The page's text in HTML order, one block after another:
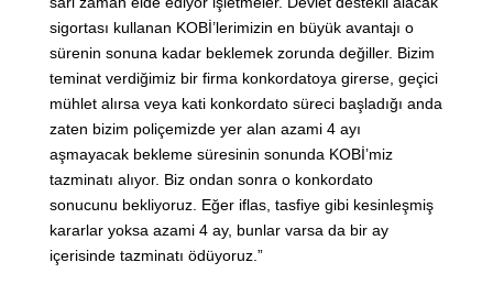
sigortası kullanan KOBİ’lerimizin en büyük avantajı o
sürenin sonuna kadar beklemek zorunda değiller. Bizim
teminat verdiğimiz bir firma konkordatoya girerse, geçici
mühlet alırsa veya kati konkordato süreci başladığı anda
zaten bizim poliçemizde yer alan azami 4 ayı
aşmayacak bekleme süresinin sonunda KOBİ’miz
tazminatı alıyor. Biz ondan sonra o konkordato
sonucunu bekliyoruz. Eğer iflas, tasfiye gibi kesinleşmiş
kararlar yoksa azami 4 ay, bunlar varsa da bir ay
içerisinde tazminatı ödüyoruz.”